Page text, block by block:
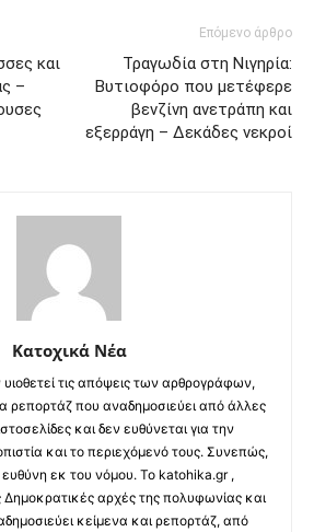
και
–
Επόμενο άρθρο
Τραγωδία στη Νιγηρία:
Βυτιοφόρο που μετέφερε
βενζίνη ανετράπη και
εξερράγη – Δεκάδες νεκροί
Κατοχικά Νέα
τις απόψεις των αρθρογράφων,
ρεπορτάζ που αναδημοσιεύει από άλλες
και δεν ευθύνεται για την
και το περιεχόμενό τους. Συνεπώς,
ευθύνη εκ του νόμου. Το katohika.gr ,
Δημοκρατικές αρχές της πολυφωνίας και
κείμενα και ρεπορτάζ, από